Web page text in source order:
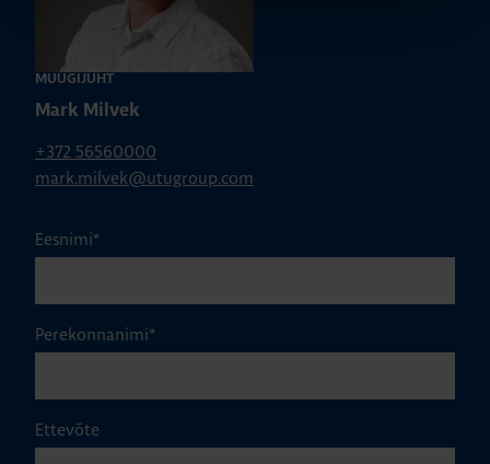
MÜÜGIJUHT
Mark Milvek
+372 56560000
mark.milvek@utugroup.com
Eesnimi*
Perekonnanimi*
Ettevõte